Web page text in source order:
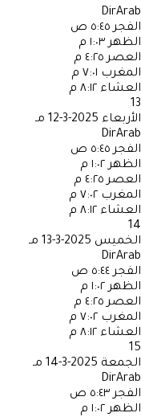
DirArab
الفجر ٥:٤٥ ص
الظهر ١:٠٣ م
العصر ٤:٢٥ م
المغرب ٧:٠١ م
العشاء ٨:١٢ م
13
الأربعاء 2025-3-12 مـ
DirArab
الفجر ٥:٤٥ ص
الظهر ١:٠٢ م
العصر ٤:٢٥ م
المغرب ٧:٠٢ م
العشاء ٨:١٢ م
14
الخميس 2025-3-13 مـ
DirArab
الفجر ٥:٤٤ ص
الظهر ١:٠٢ م
العصر ٤:٢٥ م
المغرب ٧:٠٢ م
العشاء ٨:١٢ م
15
الجمعة 2025-3-14 مـ
DirArab
الفجر ٥:٤٣ ص
الظهر ١:٠٢ م